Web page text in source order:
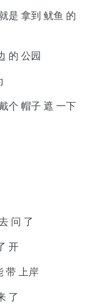
是 拿到 鱿鱼 的
的 公园
个 帽子 遮 一下
问 了
开
带 上岸
了